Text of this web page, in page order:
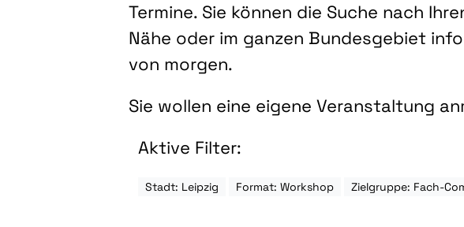
Termine. Sie können die Suche nach
Nähe oder im ganzen Bundesgebiet
von morgen.
Sie wollen eine eigene Veranstaltung
Aktive Filter:
Stadt: Leipzig Format: Workshop Zielgruppe: Fach-